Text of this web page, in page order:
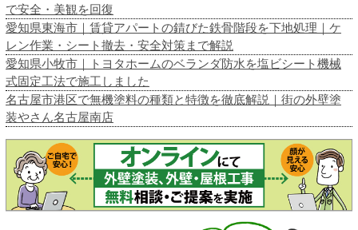
で安全・美観を回復
愛知県東海市｜賃貸アパートの錆びた鉄骨階段を下地処理｜ケ
レン作業・シート撤去・安全対策まで解説
愛知県小牧市｜トヨタホームのベランダ防水を塩ビシート機械
式固定工法で施工しました
名古屋市港区で無機塗料の種類と特徴を徹底解説｜街の外壁塗
装やさん名古屋南店